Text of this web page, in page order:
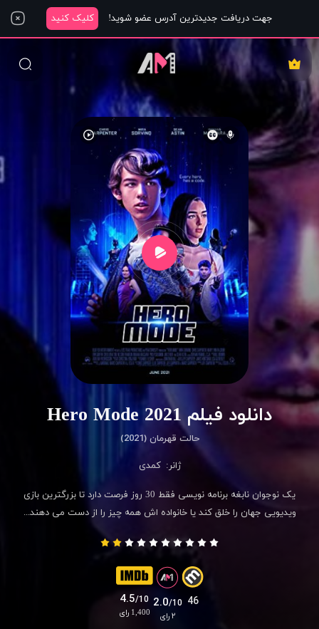
جهت دریافت جدیدترین آدرس عضو شوید! کلیک کنید
دانلود فیلم Hero Mode 2021
حالت قهرمان (2021)
ژانر: کمدی
یک نوجوان نابغه برنامه نویسی فقط 30 روز فرصت دارد تا بزرگترین بازی
ویدیویی جهان را خلق کند یا خانواده اش همه چیز را از دست می دهند...
4.5/10
1,400 رای
2.0/10
۲ رای
46